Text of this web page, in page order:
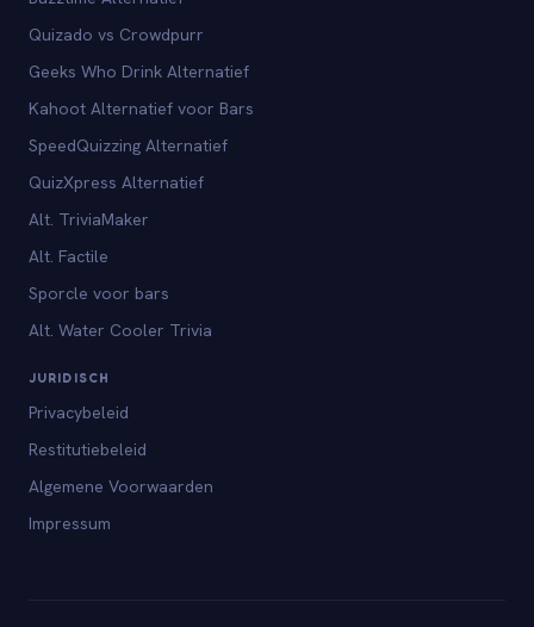
Quizado vs Crowdpurr
Geeks Who Drink Alternatief
Kahoot Alternatief voor Bars
SpeedQuizzing Alternatief
QuizXpress Alternatief
Alt. TriviaMaker
Alt. Factile
Sporcle voor bars
Alt. Water Cooler Trivia
JURIDISCH
Privacybeleid
Restitutiebeleid
Algemene Voorwaarden
Impressum